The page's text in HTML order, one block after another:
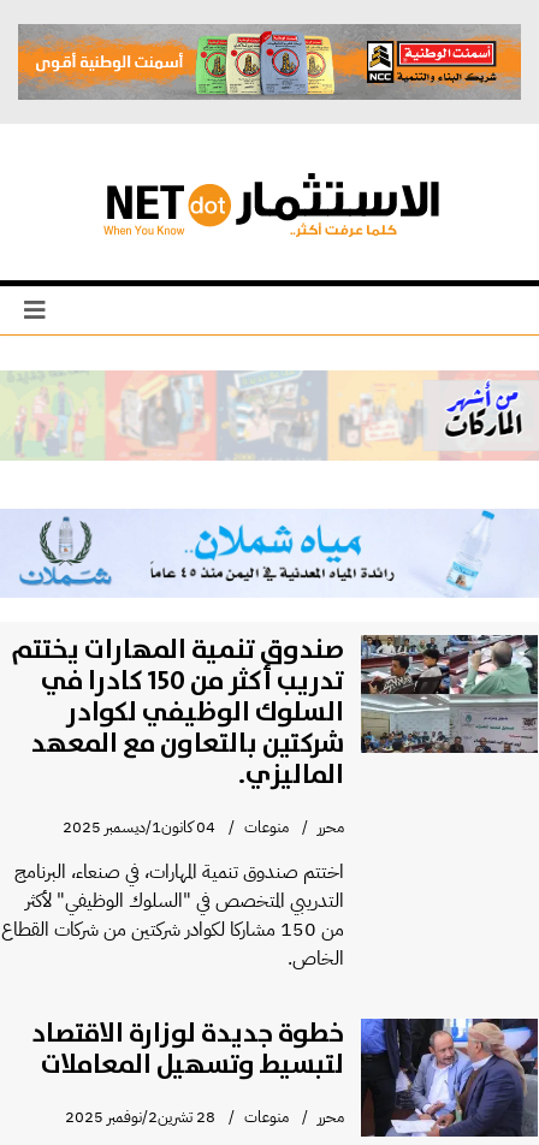
صندوق تنمية المهارات يختتم
تدريب أكثر من 150 كادرا في
السلوك الوظيفي لكوادر
شركتين بالتعاون مع المعهد
الماليزي.
محرر منوعات 04 كانون1/ديسمبر 2025
اختتم صندوق تنمية المهارات، في صنعاء، البرنامج
التدريبي المتخصص في "السلوك الوظيفي" لأكثر
من 150 مشاركا لكوادر شركتين من شركات القطاع
الخاص.
خطوة جديدة لوزارة الاقتصاد
لتبسيط وتسهيل المعاملات
محرر منوعات 28 تشرين2/نوفمبر 2025